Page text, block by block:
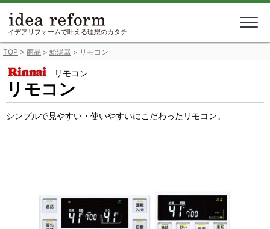
Skip
content
イデアリフォームで叶える理想のカタチ
TOP > 商品 > 給湯器 > リモコン
リモコン
リモコン
シンプルで見やすい・使いやすいにこだわったリモコン。